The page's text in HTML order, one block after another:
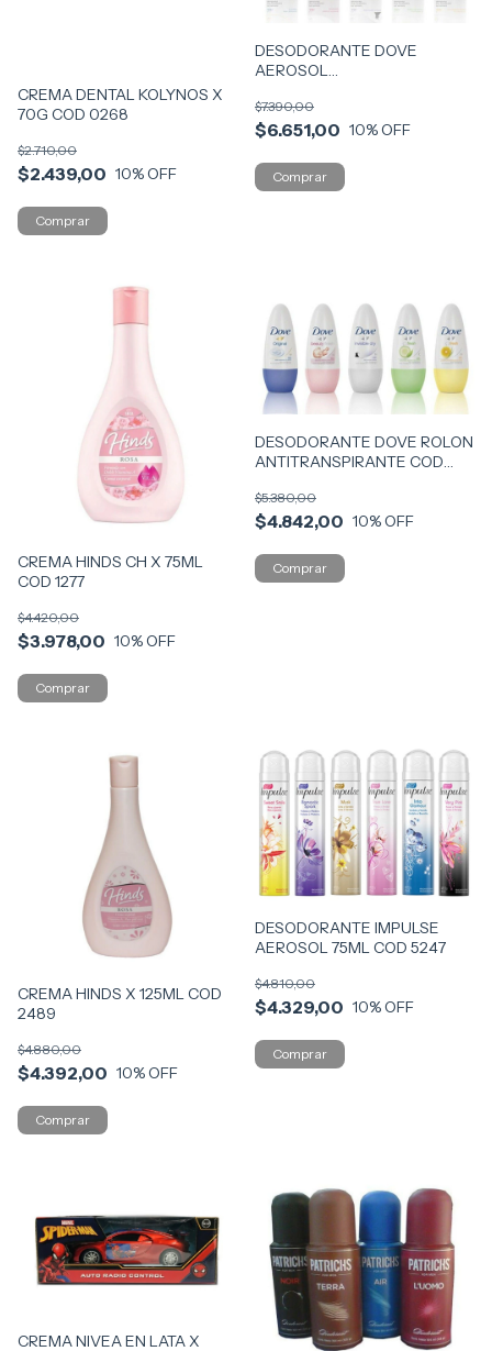
CREMA DENTAL KOLYNOS X
70G COD 0268
$2.439,00
$2.710,00
10% OFF
DESODORANTE DOVE
AEROSOL
8141
$6.651,00
$7.390,00
10% OFF
CREMA HINDS CH X 75ML
COD 1277
$3.978,00
$4.420,00
10% OFF
DESODORANTE DOVE ROLON
ANTITRANSPIRANTE COD
$4.842,00
$5.380,00
10% OFF
CREMA HINDS X 125ML COD
2489
$4.392,00
$4.880,00
10% OFF
DESODORANTE IMPULSE
AEROSOL 75ML COD 5247
$4.329,00
$4.810,00
10% OFF
CREMA NIVEA EN LATA X